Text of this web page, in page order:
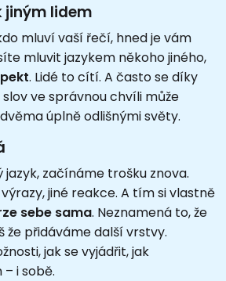
jiným lidem
mluví vaší řečí, hned je vám
mluvit jazykem někoho jiného,
. Lidé to cítí. A často se díky
ve správnou chvíli může
úplně odlišnými světy.
jazyk, začínáme trošku znova.
jiné reakce. A tím si vlastně
sebe sama. Neznamená to, že
že přidáváme další vrstvy.
jak se vyjádřit, jak
i sobě.